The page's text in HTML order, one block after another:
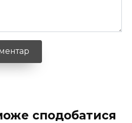
сподобатися